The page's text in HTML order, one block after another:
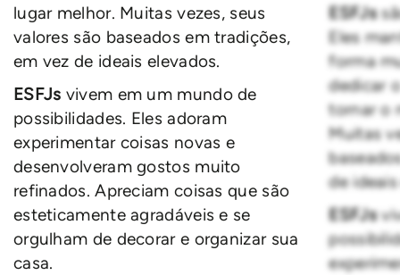
lugar melhor. Muitas vezes, seus
valores são baseados em tradições,
em vez de ideais elevados.
ESFJs vivem em um mundo de
possibilidades. Eles adoram
experimentar coisas novas e
desenvolveram gostos muito
refinados. Apreciam coisas que são
esteticamente agradáveis e se
orgulham de decorar e organizar sua
casa.
ESFJs
Eles
forma
dedicar
tornar o
Muitas
de
ESFJs